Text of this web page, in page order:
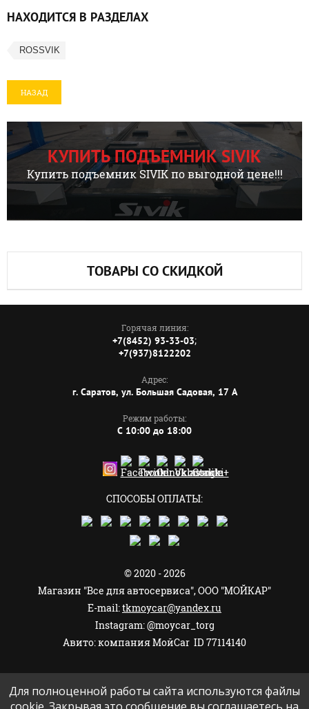
НАХОДИТСЯ В РАЗДЕЛАХ
ROSSVIK
НАЗАД
КУПИТЬ ПОДЪЕМНИК SIVIK
Купить подъемник SIVIK по выгодной цене!!!
ТОВАРЫ СО СКИДКОЙ
Горячая линия:
+7(8452) 93-33-03;
+7(937)8122202
Адрес:
г. Саратов, ул. Большая Садовая, 17 А
Режим работы:
C 10:00 до 18:00
СПОСОБЫ ОПЛАТЫ:
© 2020 - 2026
Магазин "Все для автосервиса", ООО "МОЙКАР"
E-mail:tkmoycar@yandex.ru
Instagram: @moycar_torg
Авито: компания МойCar ID 77114140
Для полноценной работы сайта используются файлы